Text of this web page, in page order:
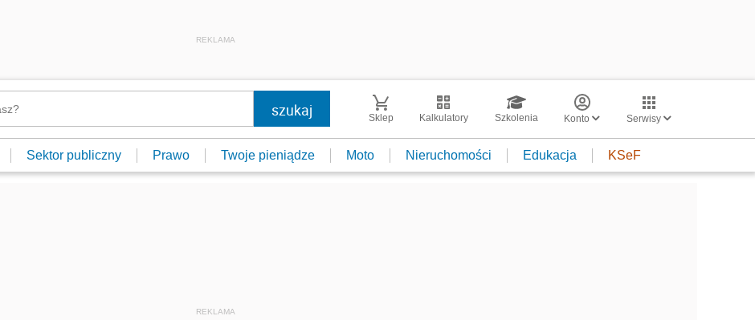
REKLAMA
Sklep Kalkulatory Szkolenia Konto Serwisy
Sektor publiczny Prawo Twoje pieniądze Moto Nieruchomości Edukacja KSeF